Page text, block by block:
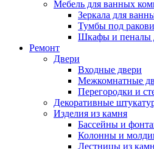
Мебель для ванных
Зеркала для
Тумбы под
Шкафы и пеналы
Ремонт
Двери
Входные двери
Межкомнатные
Перегородки и
Декоративные
Изделия из камня
Бассейны и
Колонны и
Лестницы из